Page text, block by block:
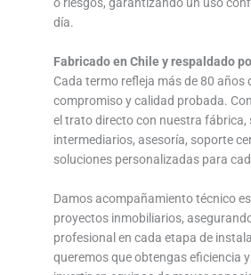
día.
Fabricado en Chile y respaldado
Cada termo refleja más de 80 años
compromiso y calidad probada.
el trato directo con nuestra fábrica,
intermediarios, asesoría, soporte
soluciones personalizadas para
Damos acompañamiento técnico
proyectos inmobiliarios,
profesional en cada etapa de
queremos que obtengas eficiencia